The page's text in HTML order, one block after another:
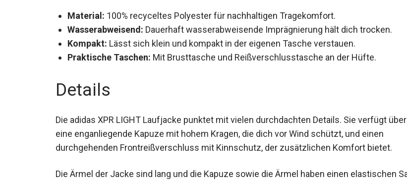
Material: 100% recyceltes Polyester für nachhaltigen Tragekomfort.
Wasserabweisend: Dauerhaft wasserabweisende Imprägnierung hält dich trocken.
Kompakt: Lässt sich klein und kompakt in der eigenen Tasche verstauen.
Praktische Taschen: Mit Brusttasche und Reißverschlusstasche an der Hüfte.
Details
Die adidas XPR LIGHT Laufjacke punktet mit vielen durchdachten Details. Sie verfügt über
eine enganliegende Kapuze mit hohem Kragen, die dich vor Wind schützt, und einen
durchgehenden Frontreißverschluss mit Kinnschutz, der zusätzlichen Komfort bietet.
Die Ärmel der Jacke sind lang und die Kapuze sowie die Ärmel haben einen elastischen